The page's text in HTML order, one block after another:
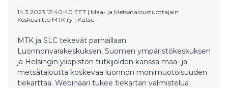
14.3.2023 12:40:40 EET | Maa- ja Metsätaloustuottajain
Keskusliitto MTK ry | Kutsu
MTK ja SLC tekevät parhaillaan
Luonnonvarakeskuksen, Suomen ympäristökeskuksen
ja Helsingin yliopiston tutkijoiden kanssa maa- ja
metsätaloutta koskevaa luonnon monimuotoisuuden
tiekarttaa. Webinaari tukee tiekartan valmistelua